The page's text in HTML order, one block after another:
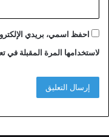
احفظ اسمي، بريدي
لاستخدامها المرة المقبلة في